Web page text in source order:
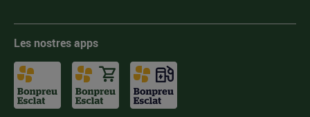
Les nostres apps